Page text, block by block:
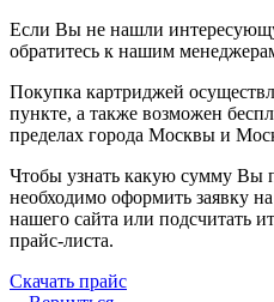
Если Вы не нашли
обратитесь к нашим
Покупка картриджей
пункте, а также возможен
пределах города Москвы и
Чтобы узнать какую сумму Вы
необходимо оформить заявку
нашего сайта или подсчитать
прайс-листа.
Скачать прайс